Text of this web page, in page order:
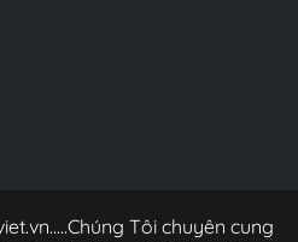
Tôi chuyên cung